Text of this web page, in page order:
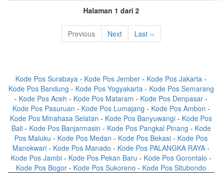
Halaman 1 dari 2
Previous Next Last ››
Kode Pos Surabaya - Kode Pos Jember - Kode Pos Jakarta -
Kode Pos Bandung - Kode Pos Yogyakarta - Kode Pos Semarang
- Kode Pos Aceh - Kode Pos Mataram - Kode Pos Denpasar -
Kode Pos Pasuruan - Kode Pos Lumajang - Kode Pos Ambon -
Kode Pos Minahasa Selatan - Kode Pos Banyuwangi - Kode Pos
Bali- Kode Pos Banjarmasin - Kode Pos Pangkal Pinang - Kode
Pos Maluku - Kode Pos Medan - Kode Pos Bekasi - Kode Pos
Manokwari - Kode Pos Manado - Kode Pos PALANGKA RAYA -
Kode Pos Jambi- Kode Pos Pekan Baru - Kode Pos Gorontalo -
Kode Pos Bogor - Kode Pos Sukoreno - Kode Pos Situbondo